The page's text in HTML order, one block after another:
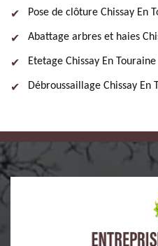
Pose de clôture Chissay En
Abattage arbres et haies
Etetage Chissay En Touraine
Débroussaillage Chissay En